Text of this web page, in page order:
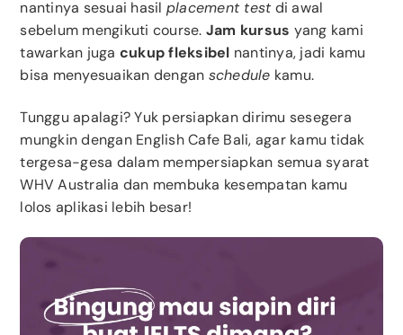
nantinya sesuai hasil placement testdi awal
sebelum mengikuti course. Jam kursus yang kami
tawarkan juga cukup fleksibel nantinya, jadi kamu
bisa menyesuaikan dengan schedule kamu.
Tunggu apalagi? Yuk persiapkan dirimu sesegera
mungkin dengan English Cafe Bali, agar kamu tidak
tergesa-gesa dalam mempersiapkan semua syarat
WHV Australia dan membuka kesempatan kamu
lolos aplikasi lebih besar!